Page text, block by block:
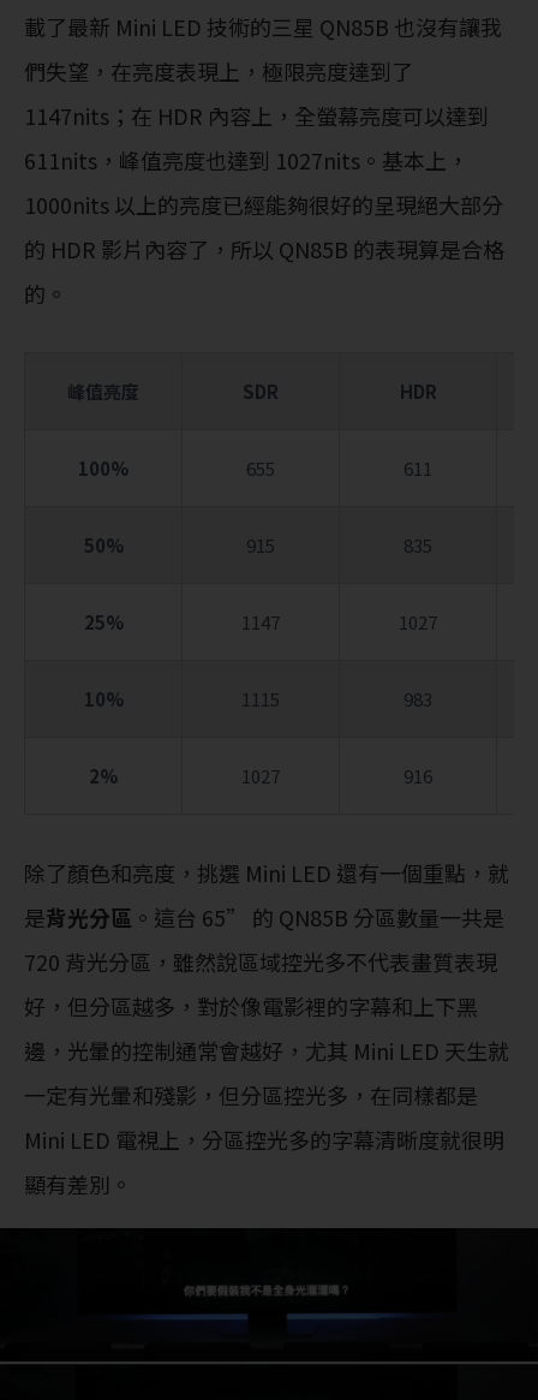
載了最新 Mini LED 技術的三星 QN85B 也沒有讓我
們失望，在亮度表現上，極限亮度達到了
1147nits；在 HDR 內容上，全螢幕亮度可以達到
611nits，峰值亮度也達到 1027nits。基本上，
1000nits 以上的亮度已經能夠很好的呈現絕大部分
的 HDR 影片內容了，所以 QN85B 的表現算是合格
的。
峰值亮度 SDR HDR
100% 655 611
50% 915 835
25% 1147 1027
10% 1115 983
2% 1027 916
除了顏色和亮度，挑選 Mini LED 還有一個重點，就
是背光分區 。這台 65” 的 QN85B 分區數量一共是
720 背光分區，雖然說區域控光多不代表畫質表現
好，但分區越多，對於像電影裡的字幕和上下黑
邊，光暈的控制通常會越好，尤其 Mini LED 天生就
一定有光暈和殘影，但分區控光多，在同樣都是
Mini LED 電視上，分區控光多的字幕清晰度就很明
顯有差別。